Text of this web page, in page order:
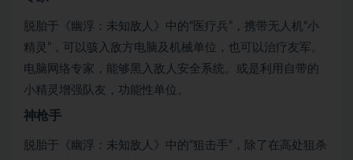
脱胎于《幽浮：未知敌人》中的“医疗兵”，携带无人机“小
精灵”，可以骇入敌方电脑及机械单位，也可以治疗友军。
电脑网络专家，能够黑入敌人安全系统。或是利用自带的
小精灵增强队友，功能性单位。
神枪手
脱胎于《幽浮：未知敌人》中的“狙击手”，除了在高处狙杀